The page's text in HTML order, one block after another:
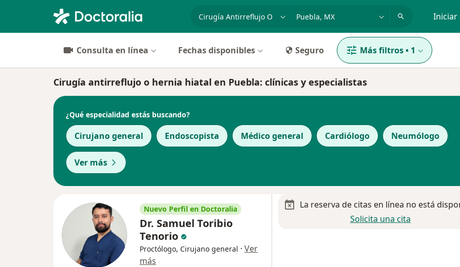
especialidad, enfermedad o nombre Iniciar
Consulta en línea Fechas disponibles Seguro Más filtros• 1
Cirugía antirreflujo o hernia hiatal en Puebla: clínicas y especialistas
¿Qué especialidad estás buscando?
Cirujano general Endoscopista Médico general Cardiólogo Neumólogo
Ver más
Nuevo Perfil en Doctoralia
Dr. Samuel Toribio
Tenorio
Proctólogo, Cirujano general · Ver
más
La reserva de citas en línea no está
Solicita una cita